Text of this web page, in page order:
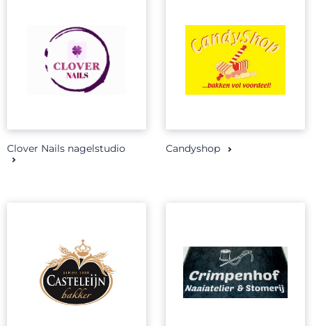
Clover Nails nagelstudio Candyshop